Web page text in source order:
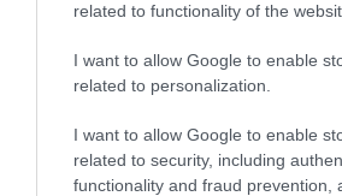
related to functionality of the
I want to allow Google to enable
related to personalization.
I want to allow Google to enable
related to security, including
functionality and fraud prevention,
2024 októberében a NASA
bejelentették, hogy
napciklus csúcspontjához.
2025 októberéig eltarthat,
mágneses viharok miatt az
2024. DECEMBER 17. ● HAMU ÉS
A 4 legjobb hely a
2025-ben a sarki
HAMU ÉS GYÉMÁNT